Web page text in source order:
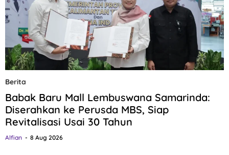
Berita
Babak Baru Mall Lembuswana Samarinda:
Diserahkan ke Perusda MBS, Siap
Revitalisasi Usai 30 Tahun
Alfian 8 Aug 2026